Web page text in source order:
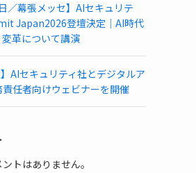
／幕張メッセ】AIセキュリテ
Japan2026登壇決定｜AI時代
革について講演
】AIセキュリティ社とデジタルア
任者向けウェビナーを開催
トはありません。